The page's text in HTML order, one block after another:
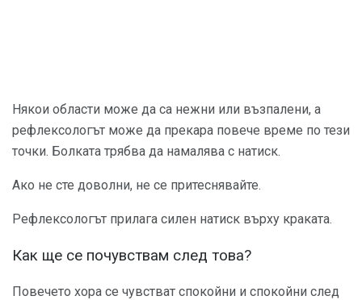
Някои области може да са нежни или възпалени, а
рефлексологът може да прекара повече време по тези
точки. Болката трябва да намалява с натиск.
Ако не сте доволни, не се притеснявайте.
Рефлексологът прилага силен натиск върху краката.
Как ще се почувствам след това?
Повечето хора се чувстват спокойни и спокойни след